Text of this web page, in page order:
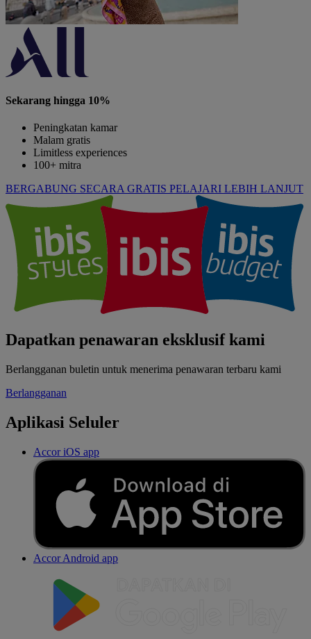
Sekarang hingga 10%
Peningkatan kamar
Malam gratis
Limitless experiences
100+ mitra
BERGABUNG SECARA GRATIS PELAJARI LEBIH LANJUT
Dapatkan penawaran eksklusif kami
Berlangganan buletin untuk menerima penawaran terbaru kami
Berlangganan
Aplikasi Seluler
Accor iOS app
Accor Android app